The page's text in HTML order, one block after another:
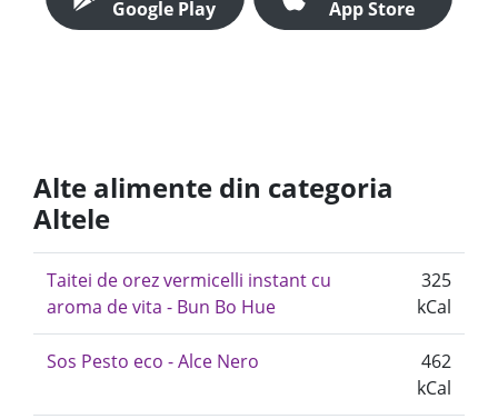
Google Play
App Store
Alte alimente din categoria
Altele
Taitei de orez vermicelli instant cu
aroma de vita - Bun Bo Hue
325
kCal
Sos Pesto eco - Alce Nero
462
kCal